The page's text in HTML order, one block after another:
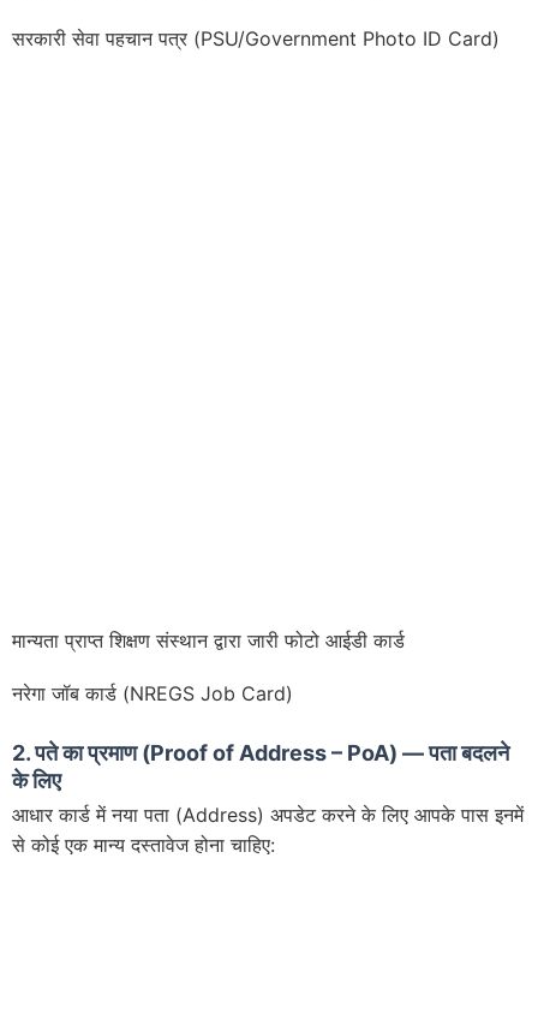
सरकारी सेवा पहचान पत्र (PSU/Government Photo ID Card)
मान्यता प्राप्त शिक्षण संस्थान द्वारा जारी फोटो आईडी कार्ड
नरेगा जॉब कार्ड (NREGS Job Card)
2. पते का प्रमाण (Proof of Address – PoA) — पता बदलने
के लिए
आधार कार्ड में नया पता (Address) अपडेट करने के लिए आपके पास इनमें
से कोई एक मान्य दस्तावेज होना चाहिए: